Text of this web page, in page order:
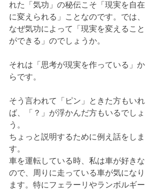
れた「気功」の秘伝こそ「現実を自在
に変えられる」ことなのです。では、
なぜ気功によって「現実を変えること
ができる」のでしょうか。
それは「思考が現実を作っている」か
らです。
そう言われて「ピン」ときた方もいれ
ば、「？」が浮かんだ方もいるでしょ
う。
ちょっと説明するために例え話をしま
す。
車を運転している時、私は車が好きな
ので、周りに走っている車が気になり
ます。特にフェラーリやランボルギー